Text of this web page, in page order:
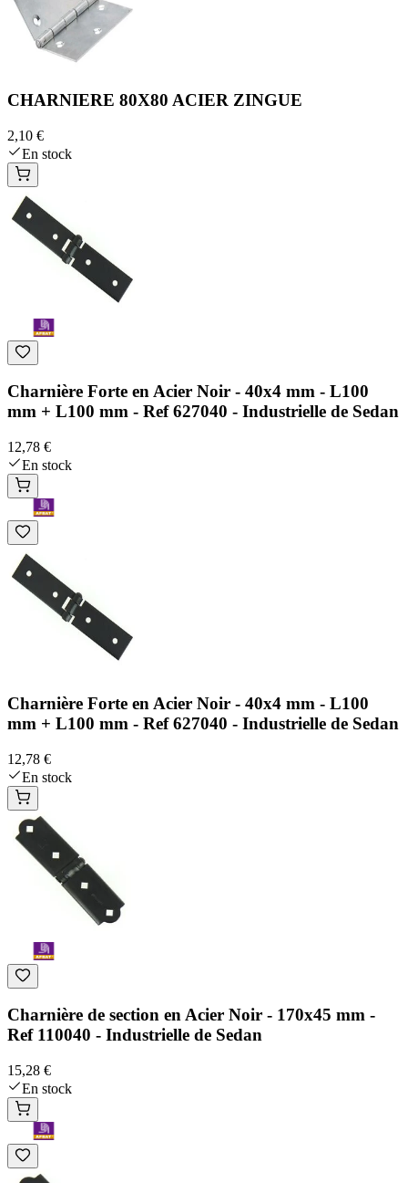
CHARNIERE 80X80 ACIER ZINGUE
2,10 €
En stock
Charnière Forte en Acier Noir - 40x4 mm - L100
mm + L100 mm - Ref 627040 - Industrielle de Sedan
12,78 €
En stock
Charnière Forte en Acier Noir - 40x4 mm - L100
mm + L100 mm - Ref 627040 - Industrielle de Sedan
12,78 €
En stock
Charnière de section en Acier Noir - 170x45 mm -
Ref 110040 - Industrielle de Sedan
15,28 €
En stock